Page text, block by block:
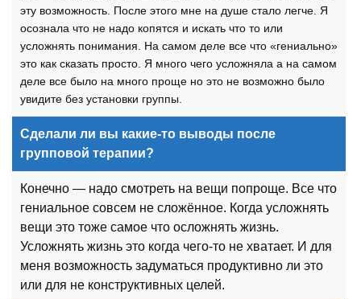
эту возможность. После этого мне на душе стало легче. Я
осознала что не надо копятся и искать что то или
усложнять понимания. На самом деле все что «гениально»
это как сказать просто. Я много чего усложняла а на самом
деле все было на много проще но это не возможно было
увидите без установки группы.
Сделали ли вы какие-то выводы после
групповой терапии?
Конечно — надо смотреть на вещи попроще. Все что
гениальное совсем не сложённое. Когда усложнять
вещи это тоже самое что осложнять жизнь.
Усложнять жизнь это когда чего-то не хватает. И для
меня возможность задуматься продуктивно ли это
или для не конструктивных целей.